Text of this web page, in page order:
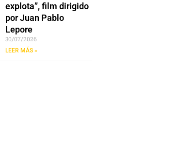
explota”, film dirigido
por Juan Pablo
Lepore
30/07/2026
LEER MÁS »